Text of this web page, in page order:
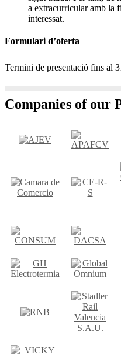
a extracurricular amb la
interessat.
Formulari d’oferta
Termini de presentació fins al
Companies of our